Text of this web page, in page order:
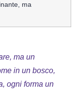
ma
ma un
in un bosco,
ogni forma un